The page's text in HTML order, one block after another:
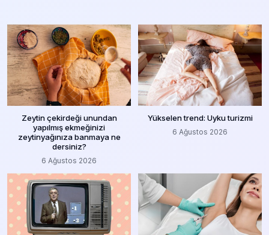
Zeytin çekirdeği unundan
yapılmış ekmeğinizi
zeytinyağınıza banmaya ne
dersiniz?
6 Ağustos 2026
Yükselen trend: Uyku turizmi
6 Ağustos 2026